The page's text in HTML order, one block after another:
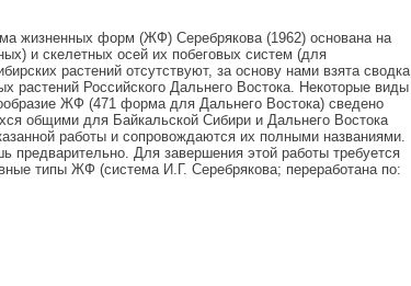
жизненных форм (ЖФ) Серебрякова (1962) основана на
и скелетных осей их побеговых систем (для
растений отсутствуют, за основу нами взята сводка
Российского Дальнего Востока. Некоторые виды
ЖФ (471 форма для Дальнего Востока) сведено
общими для Байкальской Сибири и Дальнего Востока
работы и сопровождаются их полными названиями.
Для завершения этой работы требуется
типы ЖФ (система И.Г. Серебрякова; переработана по: